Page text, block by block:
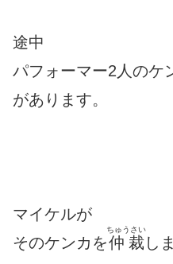
途中
パフォーマー2人のケ
があります。
マイケルが
そのケンカを仲裁
ちゅうさい
し